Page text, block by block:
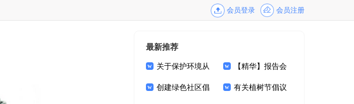
会员登录 会员注册
最新推荐
关于保护环境从
我做起演讲稿模板集
【精华】报告会
主持词3篇
创建绿色社区倡 有关植树节倡议